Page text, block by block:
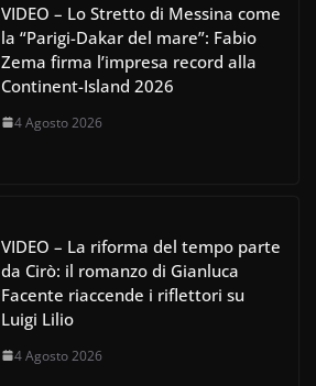
VIDEO – Lo Stretto di Messina come
la “Parigi-Dakar del mare”: Fabio
Zema firma l’impresa record alla
Continent-Island 2026
4 Agosto 2026
VIDEO – La riforma del tempo parte
da Cirò: il romanzo di Gianluca
Facente riaccende i riflettori su
Luigi Lilio
4 Agosto 2026